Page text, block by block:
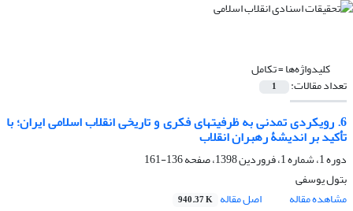
کلیدواژه‌ها =تکامل
تعداد مقالات: 1
6. رویکردی تمدنی به ظرفیتهای فکری و تاریخی انقلاب اسلامی ایران؛ با
تأکید بر اندیشۀ رهبران انقلاب
دوره 1، شماره 1، فروردین 1398، صفحه
136-161
بتول یوسفی
مشاهده مقاله
اصل مقاله 940.37 K